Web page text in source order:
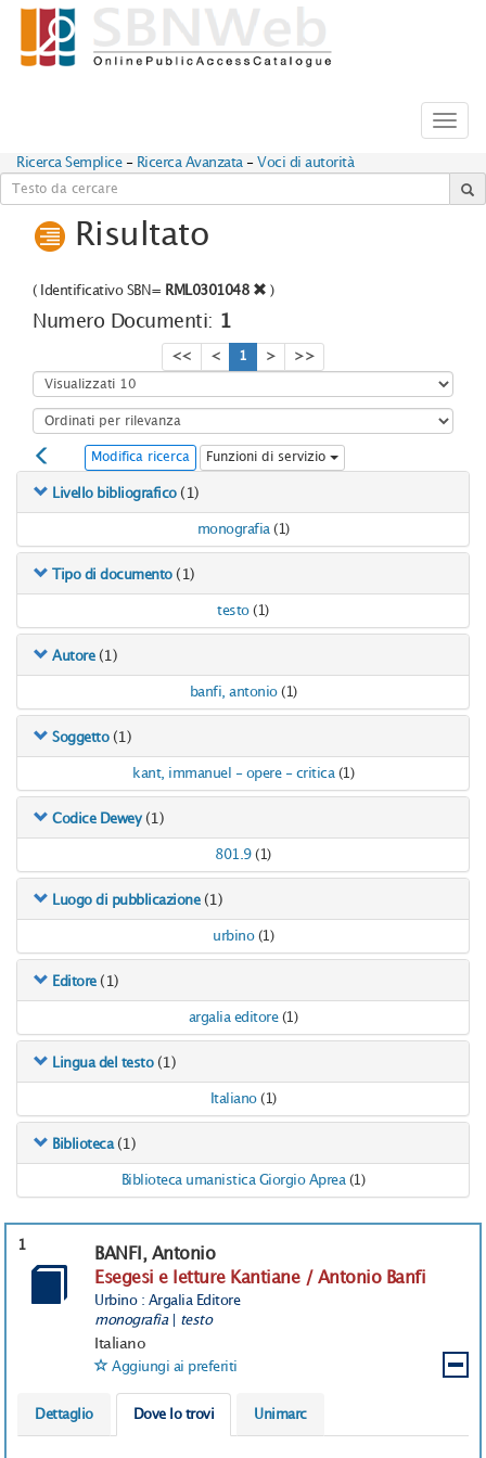
Ricerca Semplice - Ricerca Avanzata - Voci di autorità
Risultato
( Identificativo SBN= RML0301048 )
Numero Documenti: 1
<< < 1 > >>
Modifica ricerca Funzioni di servizio
Livello bibliografico (1)
monografia (1)
Tipo di documento (1)
testo (1)
Autore (1)
banfi, antonio (1)
Soggetto (1)
kant, immanuel - opere - critica (1)
Codice Dewey (1)
801.9 (1)
Luogo di pubblicazione (1)
urbino (1)
Editore (1)
argalia editore (1)
Lingua del testo (1)
Italiano (1)
Biblioteca (1)
Biblioteca umanistica Giorgio Aprea (1)
1
BANFI, Antonio
Esegesi e letture Kantiane / Antonio Banfi
Urbino : Argalia Editore
monografia| testo
Italiano
Aggiungi ai preferiti
Dettaglio Dove lo trovi Unimarc